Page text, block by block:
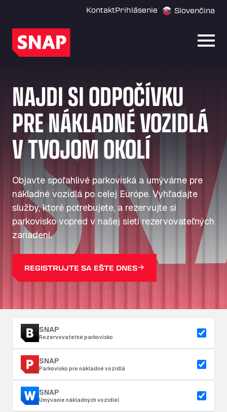
KontaktPrihlásenie Slovenčina
NAJDI SI ODPOČÍVKU
PRE NÁKLADNÉ VOZIDLÁ
V TVOJOM OKOLÍ
Objavte spoľahlivé parkoviská a umývárne pre
nákladné vozidlá po celej Európe. Vyhľadajte
služby, ktoré potrebujete, a rezervujte si
parkovisko vopred v našej sieti rezervovateľných
zariadení.
REGISTRUJTE SA EŠTE DNES
SNAP
Rezervovateľné parkovisko
SNAP
Parkovisko pre nákladné vozidlá
SNAP
Umývanie nákladných vozidiel